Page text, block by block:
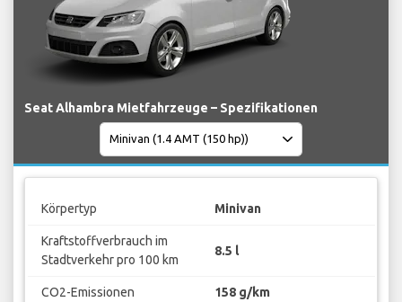
Seat Alhambra Mietfahrzeuge – Spezifikationen
Körpertyp Minivan
Kraftstoffverbrauch im
Stadtverkehr pro 100 km
8.5 l
CO2-Emissionen 158 g/km